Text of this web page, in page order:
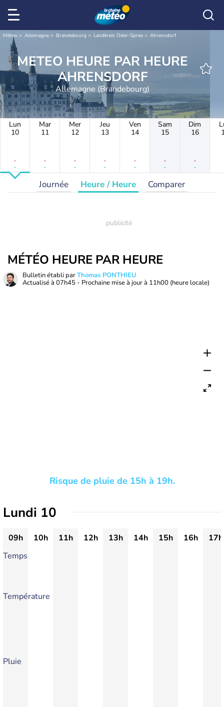
Météo Allemagne Brandebourg Landkreis Oder-Spree Ahrensdorf
METEO HEURE PAR HEURE
AHRENSDORF
Allemagne (Brandebourg)
Lun
10
-
-
Mar
11
-
-
Mer
12
-
-
Jeu
13
-
-
Ven
14
-
-
Sam
15
-
-
Dim
16
-
-
Journée Heure / Heure Comparer
MÉTÉO HEURE PAR HEURE
Bulletin établi parThomas PONTHIEU
Actualisé à 07h45 - Prochaine mise à jour à 11h00 (heure locale)
Risque de pluie de 15h à 19h.
Lundi 10
09h 10h 11h 12h 13h 14h 15h 16h
17h
Temps
Température
Pluie